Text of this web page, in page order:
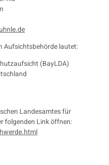
Aufsichtsbehörde lautet:
(BayLDA)
Landesamtes für
folgenden Link öffnen: